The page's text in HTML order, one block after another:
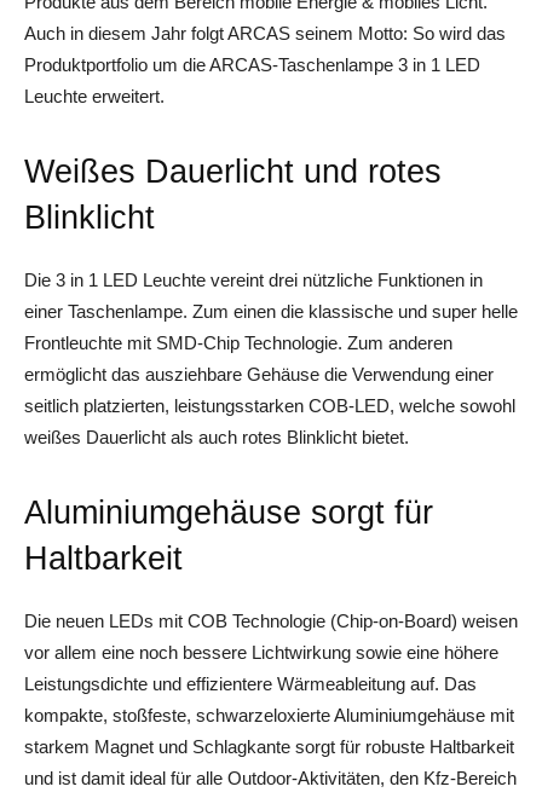
Auch in diesem Jahr folgt ARCAS seinem Motto: So wird das
Produktportfolio um die ARCAS-Taschenlampe 3 in 1 LED
Leuchte erweitert.
Weißes Dauerlicht und rotes
Blinklicht
Die 3 in 1 LED Leuchte vereint drei nützliche Funktionen in
einer Taschenlampe. Zum einen die klassische und super helle
Frontleuchte mit SMD-Chip Technologie. Zum anderen
ermöglicht das ausziehbare Gehäuse die Verwendung einer
seitlich platzierten, leistungsstarken COB-LED, welche sowohl
weißes Dauerlicht als auch rotes Blinklicht bietet.
Aluminiumgehäuse sorgt für
Haltbarkeit
Die neuen LEDs mit COB Technologie (Chip-on-Board) weisen
vor allem eine noch bessere Lichtwirkung sowie eine höhere
Leistungsdichte und effizientere Wärmeableitung auf. Das
kompakte, stoßfeste, schwarzeloxierte Aluminiumgehäuse mit
starkem Magnet und Schlagkante sorgt für robuste Haltbarkeit
und ist damit ideal für alle Outdoor-Aktivitäten, den Kfz-Bereich